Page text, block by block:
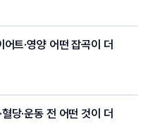
트·영양 어떤 잡곡이 더
당·운동 전 어떤 것이 더